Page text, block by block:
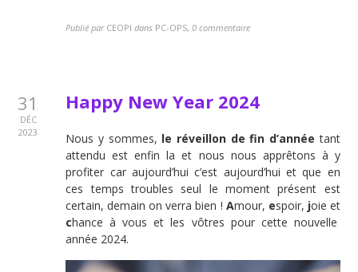
Publié par CEOPI dans PC-OPS,0 commentaire
31
DÉC
2023
Happy New Year 2024
Nous y sommes, le réveillon de fin d’année tant
attendu est enfin la et nous nous apprêtons à y
profiter car aujourd’hui c’est aujourd’hui et que en
ces temps troubles seul le moment présent est
certain, demain on verra bien ! Amour, espoir, joie et
chance à vous et les vôtres pour cette nouvelle
année 2024.